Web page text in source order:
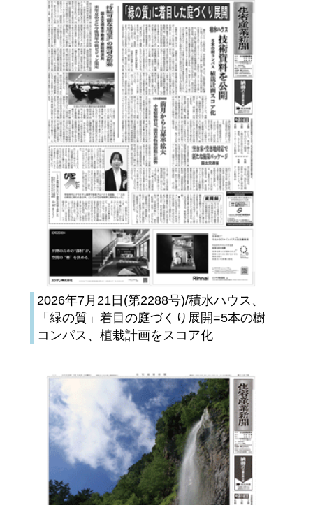
2026年7月21日(第2288号)/積水ハウス、
「緑の質」着目の庭づくり展開=5本の樹
コンパス、植栽計画をスコア化